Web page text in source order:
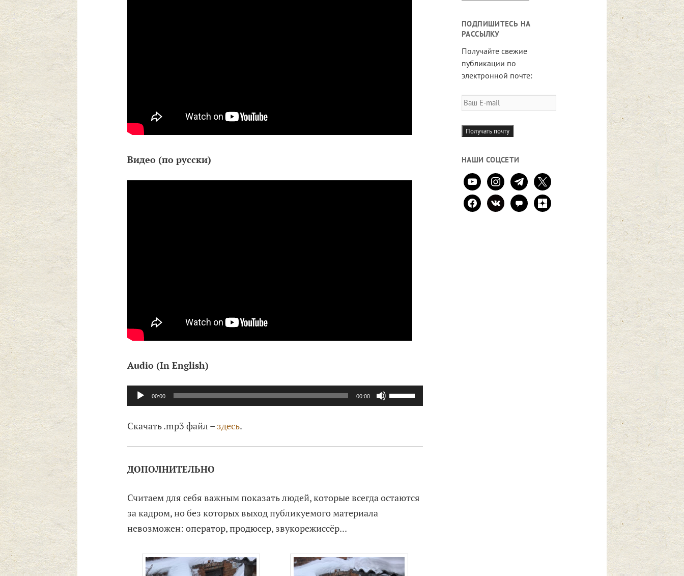
Видео (по русски)
Audio (In English)
Аудиоплеер
00:00 00:00
Используйте
клавиши
уменьшить
Скачать .mp3 файл – здесь.
ДОПОЛНИТЕЛЬНО
Считаем для себя важным показать людей, которые всегда остаются
за кадром, но без которых выход публикуемого материала
невозможен: оператор, продюсер, звукорежиссёр...
ПОДПИШИТЕСЬ НА
РАССЫЛКУ
Получайте свежие
публикации по
электронной почте:
Ваш
E-
mail
Получать почту
НАШИ СОЦСЕТИ
youtubeinstagramtelegram
x
facebookvkontaktecomment
zen-
yandex